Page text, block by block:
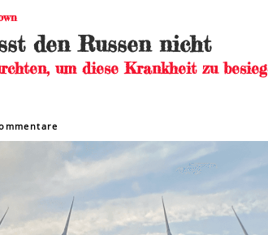
den Russen nicht
um diese Krankheit zu